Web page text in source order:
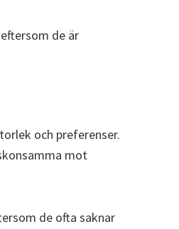
de är
och preferenser.
mot
de ofta saknar